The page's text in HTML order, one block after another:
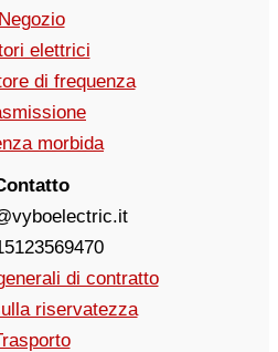
Negozio
elettrici
di frequenza
morbida
di contratto
riservatezza